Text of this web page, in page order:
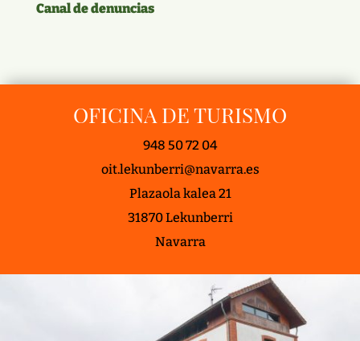
Canal de denuncias
OFICINA DE TURISMO
948 50 72 04
oit.lekunberri@navarra.es
Plazaola kalea 21
31870 Lekunberri
Navarra